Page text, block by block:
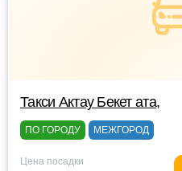
Такси Актау Бекет ата,
ПО ГОРОДУ МЕЖГОРОД
Цена посадки